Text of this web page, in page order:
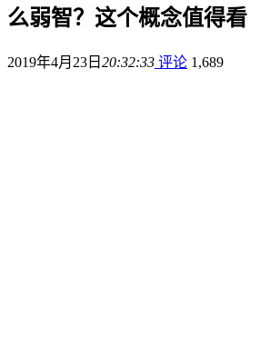
么弱智？这个概念值得看
2019年4月23日 20:32:33 评论 1,689